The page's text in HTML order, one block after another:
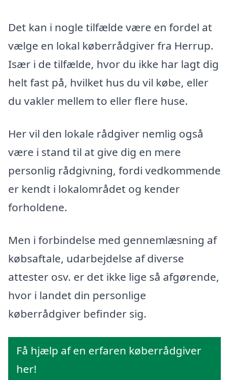
Det kan i nogle tilfælde være en fordel at
vælge en lokal køberrådgiver fra Herrup.
Især i de tilfælde, hvor du ikke har lagt dig
helt fast på, hvilket hus du vil købe, eller
du vakler mellem to eller flere huse.
Her vil den lokale rådgiver nemlig også
være i stand til at give dig en mere
personlig rådgivning, fordi vedkommende
er kendt i lokalområdet og kender
forholdene.
Men i forbindelse med gennemlæsning af
købsaftale, udarbejdelse af diverse
attester osv. er det ikke lige så afgørende,
hvor i landet din personlige
køberrådgiver befinder sig.
Få hjælp af en erfaren køberrådgiver
her!